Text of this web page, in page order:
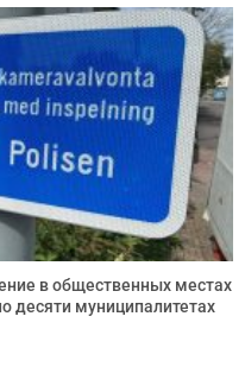
в общественных местах
десяти муниципалитетах